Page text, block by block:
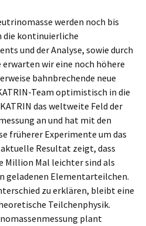
werden noch bis
die kontinuierliche
und der Analyse, sowie durch
wir eine noch höhere
bahnbrechende neue
Team optimistisch in die
das weltweite Feld der
an und hat mit den
früherer Experimente um das
Resultat zeigt, dass
Million Mal leichter sind als
geladenen Elementarteilchen.
zu erklären, bleibt eine
Teilchenphysik.
plant